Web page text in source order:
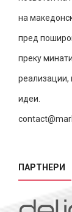
на
пред
преку
реализации,
идеи.
ПАРТНЕРИ